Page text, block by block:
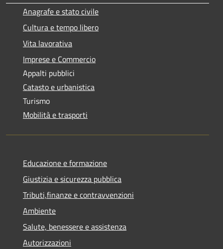
Anagrafe e stato civile
Cultura e tempo libero
Vita lavorativa
Imprese e Commercio
Appalti pubblici
Catasto e urbanistica
Turismo
Mobilità e trasporti
Educazione e formazione
Giustizia e sicurezza pubblica
Tributi,finanze e contravvenzioni
Ambiente
Salute, benessere e assistenza
Autorizzazioni